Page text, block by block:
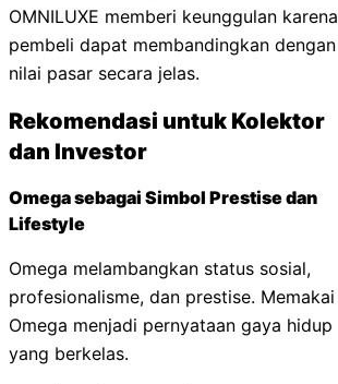
OMNILUXE memberi keunggulan karena
pembeli dapat membandingkan dengan
nilai pasar secara jelas.
Rekomendasi untuk Kolektor
dan Investor
Omega sebagai Simbol Prestise dan
Lifestyle
Omega melambangkan status sosial,
profesionalisme, dan prestise. Memakai
Omega menjadi pernyataan gaya hidup
yang berkelas.